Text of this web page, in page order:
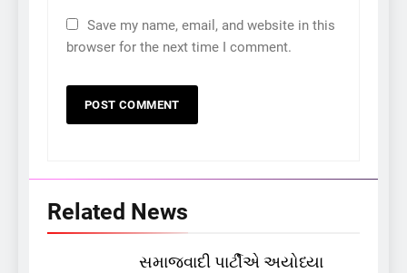
Save my name, email, and website in this
browser for the next time I comment.
Related News
સમાજવાદી પાર્ટીએ અયોધ્યા